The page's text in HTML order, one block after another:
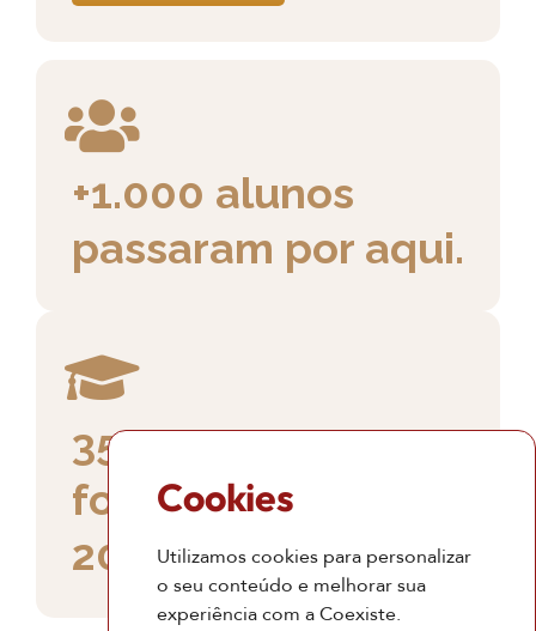
+1.000 alunos
passaram por aqui.
35 Turmas
formadas desde
2009
Cookies
Utilizamos cookies para personalizar
o seu conteúdo e melhorar sua
experiência com a Coexiste.